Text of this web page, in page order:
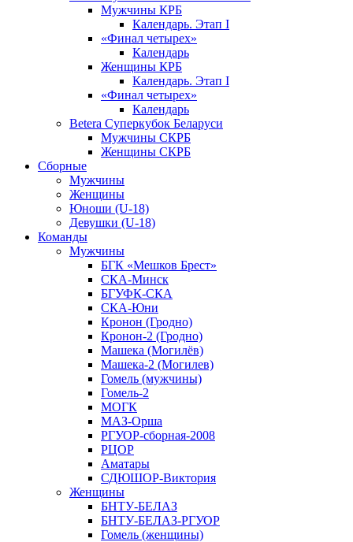
Мужчины КРБ
Календарь. Этап I
«Финал четырех»
Календарь
Женщины КРБ
Календарь. Этап I
«Финал четырех»
Календарь
Betera Суперкубок Беларуси
Мужчины СКРБ
Женщины СКРБ
Сборные
Мужчины
Женщины
Юноши (U-18)
Девушки (U-18)
Команды
Мужчины
БГК «Мешков Брест»
СКА-Минск
БГУФК-СКА
СКА-Юни
Кронон (Гродно)
Кронон-2 (Гродно)
Машека (Могилёв)
Машека-2 (Могилев)
Гомель (мужчины)
Гомель-2
МОГК
МАЗ-Орша
РГУОР-сборная-2008
РЦОР
Аматары
СДЮШОР-Виктория
Женщины
БНТУ-БЕЛАЗ
БНТУ-БЕЛАЗ-РГУОР
Гомель (женщины)